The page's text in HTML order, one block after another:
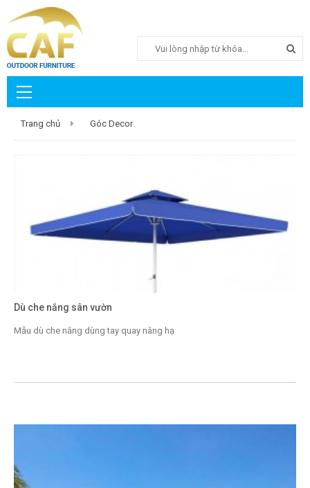
Trang chủ Góc Decor
Dù che nắng sân vườn
Mẫu dù che nắng dùng tay quay nâng hạ